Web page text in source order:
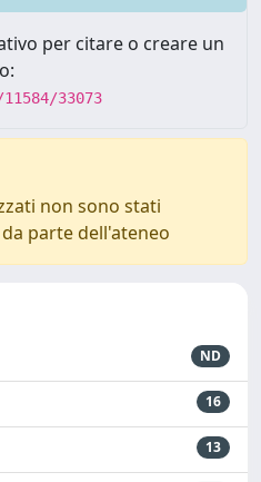
per citare o creare un
33073
non sono stati
parte dell'ateneo
ND
16
13